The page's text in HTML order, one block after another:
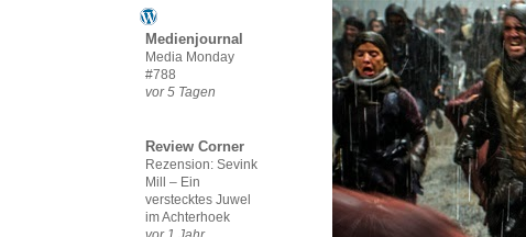
Medienjournal
Media Monday
#788
vor 5 Tagen
Review Corner
Rezension: Sevink
Mill – Ein
verstecktes Juwel
im Achterhoek